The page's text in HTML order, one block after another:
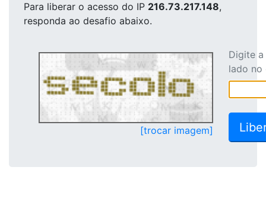
Para liberar o acesso do IP 216.73.217.148,
responda ao desafio abaixo.
[trocar imagem]
Digite
lado no